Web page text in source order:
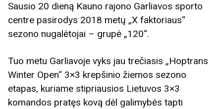
Sausio 20 dieną Kauno rajono Garliavos sporto
centre pasirodys 2018 metų „X faktoriaus“
sezono nugalėtojai – grupė „120“.
Tuo metu Garliavoje vyks jau trečiasis „Hoptrans
Winter Open“ 3×3 krepšinio žiemos sezono
etapas, kuriame stipriausios Lietuvos 3×3
komandos pratęs kovą dėl galimybės tapti